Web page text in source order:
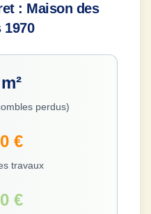
: Maison des
1970
perdus)
€
travaux
€